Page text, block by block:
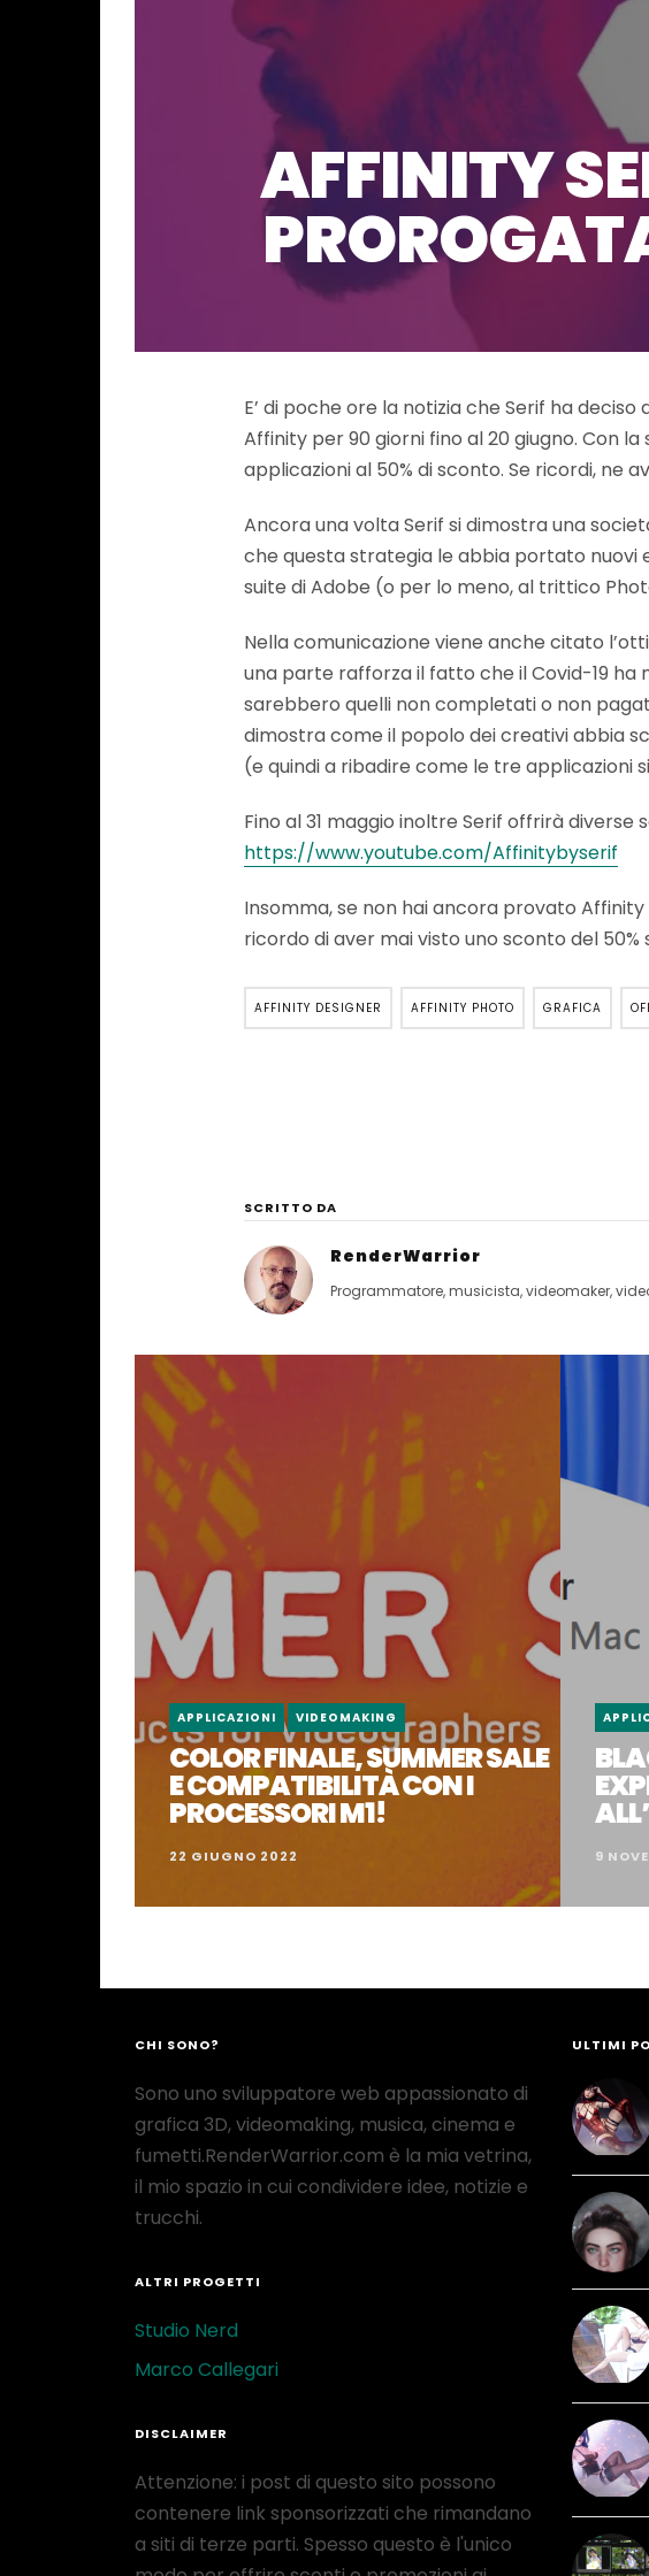
AFFINITY
E’ di poche ore la notizia che Serif ha
Affinity per 90 giorni fino al 20 giugno. Con
applicazioni al 50% di sconto. Se ricordi, ne
Ancora una volta Serif si dimostra una
che questa strategia le abbia portato nuovi
suite di Adobe (o per lo meno, al trittico
Nella comunicazione viene anche citato
una parte rafforza il fatto che il Covid-19
sarebbero quelli non completati o non
dimostra come il popolo dei creativi abbia
(e quindi a ribadire come le tre
Fino al 31 maggio inoltre Serif offrirà diverse
https://www.youtube.com/Affinitybyserif
Insomma, se non hai ancora provato
ricordo di aver mai visto uno sconto del
AFFINITY DESIGNER AFFINITY PHOTO GRAFICA
SCRITTO DA
RenderWarrior
Programmatore, musicista, videomaker,
APPLICAZIONI VIDEOMAKING
COLOR FINALE, SUMMER SALE
E COMPATIBILITÀ CON I
PROCESSORI M1!
22 GIUGNO 2022 9
CHI SONO?
Sono uno sviluppatore web appassionato di
grafica 3D, videomaking, musica, cinema e
fumetti.RenderWarrior.com è la mia vetrina,
il mio spazio in cui condividere idee, notizie e
trucchi.
ALTRI PROGETTI
Studio Nerd
Marco Callegari
DISCLAIMER
Attenzione: i post di questo sito possono
contenere link sponsorizzati che rimandano
a siti di terze parti. Spesso questo è l'unico
ULTIMI